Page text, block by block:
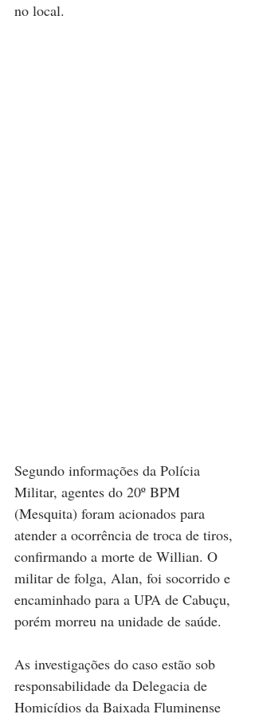
no local.
Segundo informações da Polícia
Militar, agentes do 20º BPM
(Mesquita) foram acionados para
atender a ocorrência de troca de tiros,
confirmando a morte de Willian. O
militar de folga, Alan, foi socorrido e
encaminhado para a UPA de Cabuçu,
porém morreu na unidade de saúde.
As investigações do caso estão sob
responsabilidade da Delegacia de
Homicídios da Baixada Fluminense